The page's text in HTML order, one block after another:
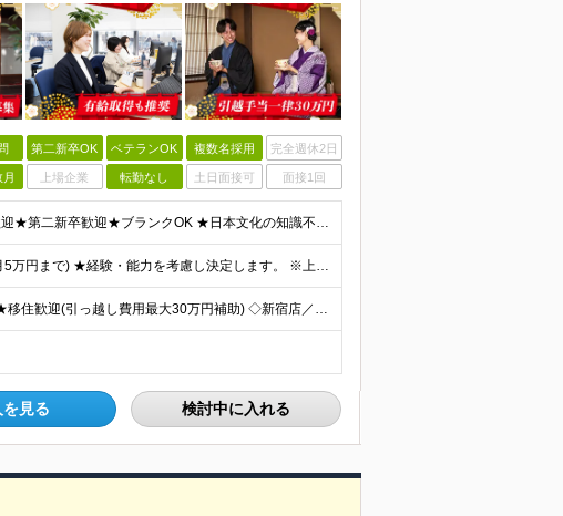
第二新卒OK ベテランOK 複数名採用 完全週休2日
上場企業 転勤なし 土日面接可 面接1回
★学歴不問★職種未経験歓迎★業種未経験歓迎★第二新卒歓迎★ブランクOK ★日本文化の知識不要！ ◇英語スキル（もしくは日本語スキル）がある方 ＜英語力のイメージ＞ ※館内ガイドやお客様とのやりとりに
月給34万円～47万円＋賞与年2回＋交通費(月5万円まで) ★経験・能力を考慮し決定します。 ※上記月給には、固定残業代（20時間分／月4万2500円〜）を含みます。 ※固定残業超過分は、時間外手当
★新宿駅徒歩7分★京都勤務&U/Iターン歓迎★移住歓迎(引っ越し費用最大30万円補助) ◇新宿店／ 東京都新宿区新宿5-17-13 オリエンタルウェーブビル 1F-4F ◇浅草店／東京都台東区西浅草
見る 検討中に入れる